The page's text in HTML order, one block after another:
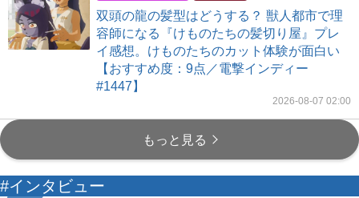
双頭の龍の髪型はどうする？ 獣人都市で理
容師になる『けものたちの髪切り屋』プレ
イ感想。けものたちのカット体験が面白い
【おすすめ度：9点／電撃インディー
#1447】
2026-08-07 02:00
もっと見る
#インタビュー